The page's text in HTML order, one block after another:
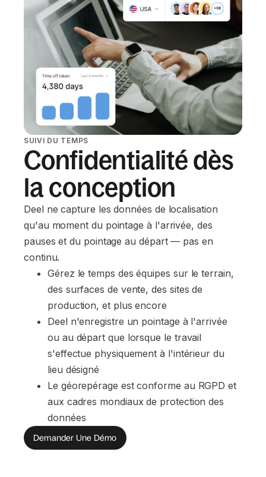
SUIVI DU TEMPS
Confidentialité dès
la conception
Deel ne capture les données de localisation
qu'au moment du pointage à l'arrivée, des
pauses et du pointage au départ — pas en
continu.
Gérez le temps des équipes sur le terrain,
des surfaces de vente, des sites de
production, et plus encore
Deel n'enregistre un pointage à l'arrivée
ou au départ que lorsque le travail
s'effectue physiquement à l'intérieur du
lieu désigné
Le géorepérage est conforme au RGPD et
aux cadres mondiaux de protection des
données
Demander Une Démo